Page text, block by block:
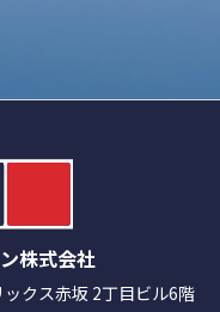
株式会社
ックス赤坂 2丁目ビル6階